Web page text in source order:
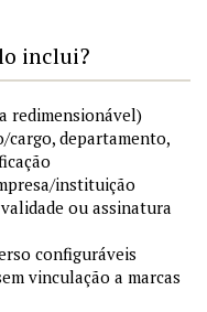
inclui?
redimensionável)
cargo, departamento,
instituição
ou assinatura
configuráveis
vinculação a marcas